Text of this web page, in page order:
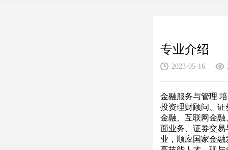
专业介绍
2023-05-16
金融服务与管理
投资理财顾问、
金融、互联网金
面业务、证券交
业，顺应国家金